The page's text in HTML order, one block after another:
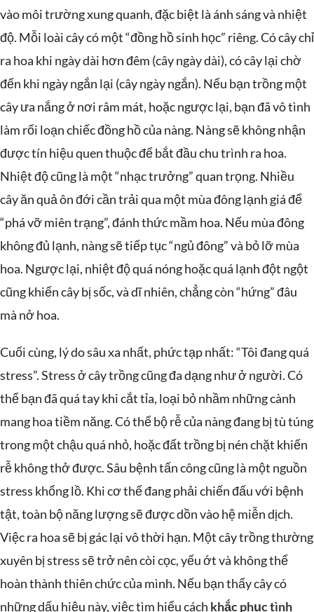
vào môi trường xung quanh, đặc biệt là ánh sáng và nhiệt
độ. Mỗi loài cây có một “đồng hồ sinh học” riêng. Có cây chỉ
ra hoa khi ngày dài hơn đêm (cây ngày dài), có cây lại chờ
đến khi ngày ngắn lại (cây ngày ngắn). Nếu bạn trồng một
cây ưa nắng ở nơi râm mát, hoặc ngược lại, bạn đã vô tình
làm rối loạn chiếc đồng hồ của nàng. Nàng sẽ không nhận
được tín hiệu quen thuộc để bắt đầu chu trình ra hoa.
Nhiệt độ cũng là một “nhạc trưởng” quan trọng. Nhiều
cây ăn quả ôn đới cần trải qua một mùa đông lạnh giá để
“phá vỡ miên trạng”, đánh thức mầm hoa. Nếu mùa đông
không đủ lạnh, nàng sẽ tiếp tục “ngủ đông” và bỏ lỡ mùa
hoa. Ngược lại, nhiệt độ quá nóng hoặc quá lạnh đột ngột
cũng khiến cây bị sốc, và dĩ nhiên, chẳng còn “hứng” đâu
mà nở hoa.
Cuối cùng, lý do sâu xa nhất, phức tạp nhất: “Tôi đang quá
stress”. Stress ở cây trồng cũng đa dạng như ở người. Có
thể bạn đã quá tay khi cắt tỉa, loại bỏ nhầm những cành
mang hoa tiềm năng. Có thể bộ rễ của nàng đang bị tù túng
trong một chậu quá nhỏ, hoặc đất trồng bị nén chặt khiến
rễ không thở được. Sâu bệnh tấn công cũng là một nguồn
stress khổng lồ. Khi cơ thể đang phải chiến đấu với bệnh
tật, toàn bộ năng lượng sẽ được dồn vào hệ miễn dịch.
Việc ra hoa sẽ bị gác lại vô thời hạn. Một cây trồng thường
xuyên bị stress sẽ trở nên còi cọc, yếu ớt và không thể
hoàn thành thiên chức của mình. Nếu bạn thấy cây có
những dấu hiệu này, việc tìm hiểu cách khắc phục tình